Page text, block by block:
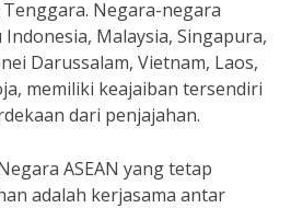
Negara-negara
Malaysia, Singapura,
Darussalam, Vietnam, Laos,
memiliki keajaiban tersendiri
dari penjajahan.
ASEAN yang tetap
adalah kerjasama antar